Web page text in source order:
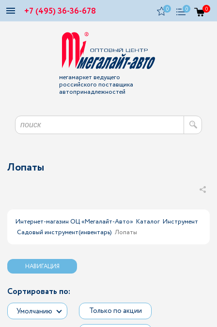
+7 (495) 36-36-678 0 0 0
мегамаркет ведущего
российского поставщика
автопринадлежностей
Лопаты
Интернет-магазин ОЦ «Мегалайт-Авто» Каталог Инструмент
Садовый инструмент(инвентарь) Лопаты
НАВИГАЦИЯ
Сортировать по:
Умолчанию Только по акции